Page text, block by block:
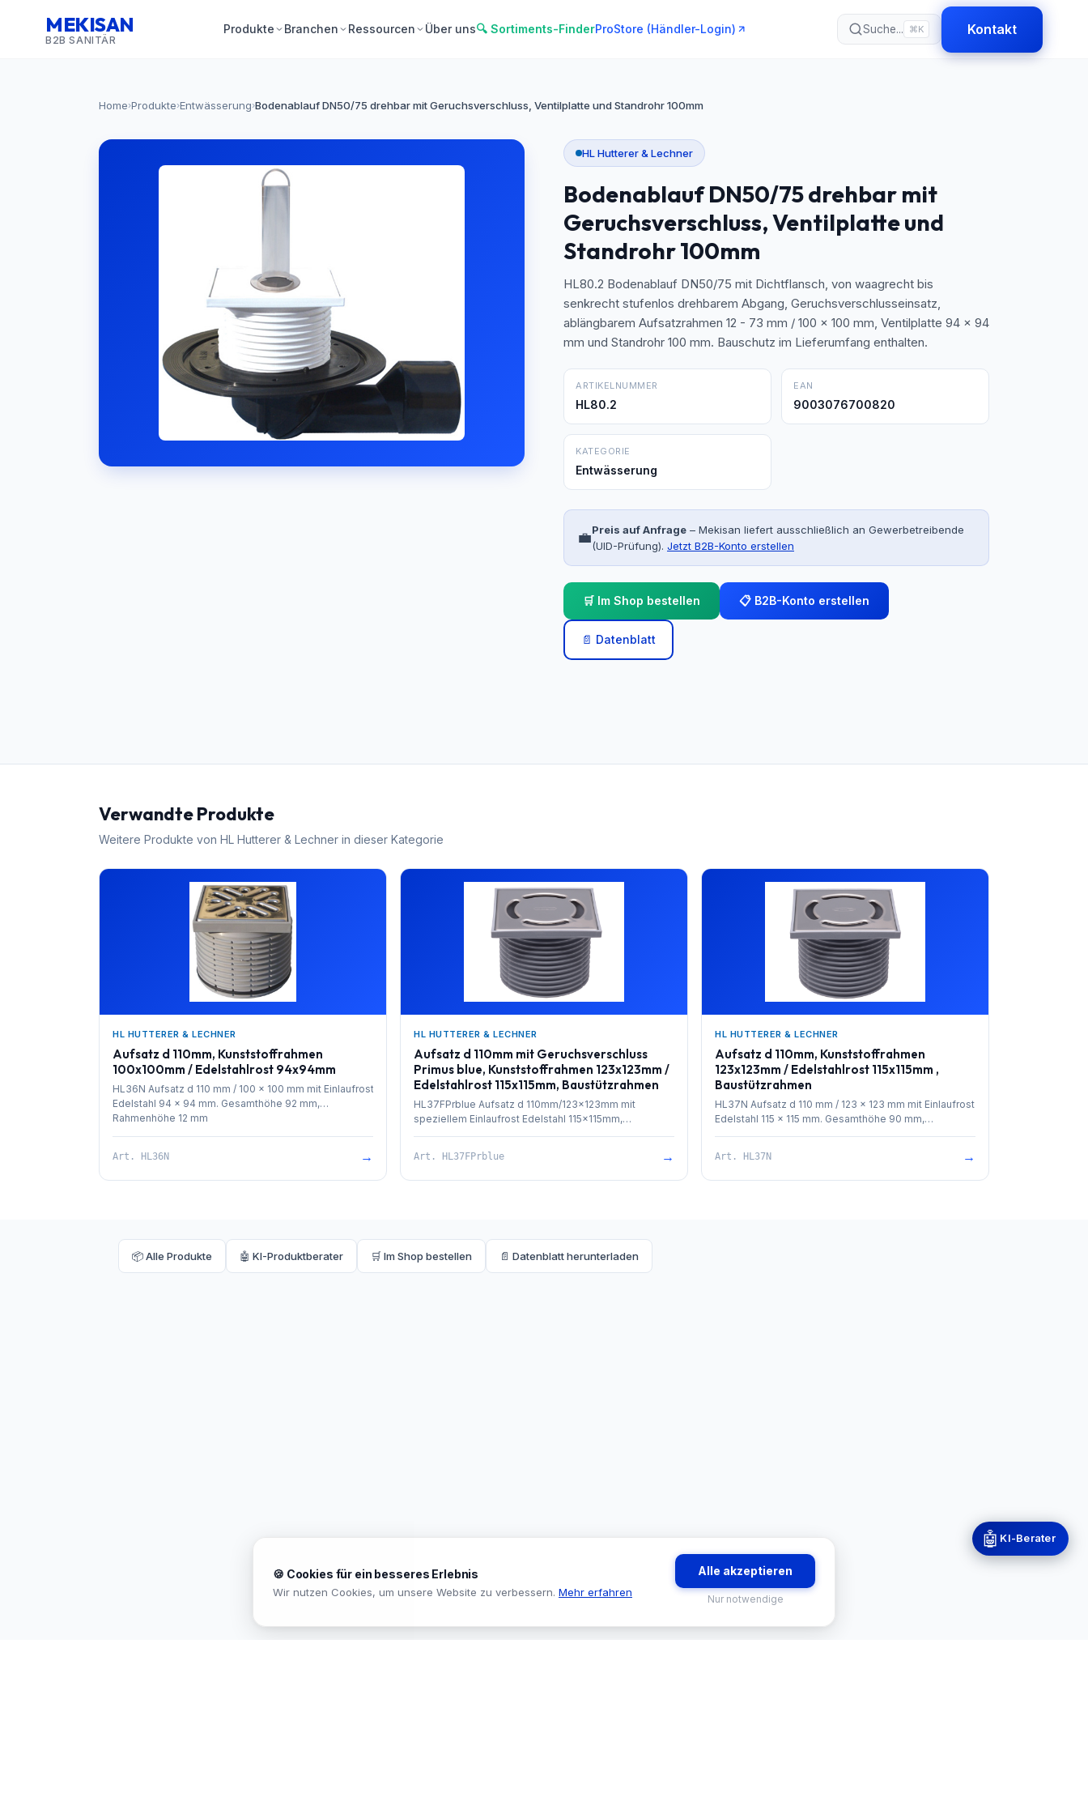
MEKISAN
B2B SANITÄR
Produkte Branchen Ressourcen Über uns🔍 Sortiments-FinderProStore (Händler-Login) Suche... ⌘K Kontakt
Home›Produkte›Entwässerung›Bodenablauf DN50/75 drehbar mit Geruchsverschluss, Ventilplatte und Standrohr 100mm
HL Hutterer & Lechner
Bodenablauf DN50/75 drehbar mit
Geruchsverschluss, Ventilplatte und
Standrohr 100mm
HL80.2 Bodenablauf DN50/75 mit Dichtflansch, von waagrecht bis
senkrecht stufenlos drehbarem Abgang, Geruchsverschlusseinsatz,
ablängbarem Aufsatzrahmen 12 - 73 mm / 100 x 100 mm, Ventilplatte 94 x 94
mm und Standrohr 100 mm. Bauschutz im Lieferumfang enthalten.
ARTIKELNUMMER
HL80.2
EAN
9003076700820
KATEGORIE
Entwässerung
💼Preis auf Anfrage – Mekisan liefert ausschließlich an Gewerbetreibende
(UID-Prüfung). Jetzt B2B-Konto erstellen
🛒 Im Shop bestellen 📋 B2B-Konto erstellen
📄 Datenblatt
Verwandte Produkte
Weitere Produkte von HL Hutterer & Lechner in dieser Kategorie
HL HUTTERER & LECHNER
Aufsatz d 110mm, Kunststoffrahmen
100x100mm / Edelstahlrost 94x94mm
HL36N Aufsatz d 110 mm / 100 x 100 mm mit Einlaufrost
Edelstahl 94 x 94 mm. Gesamthöhe 92 mm,
Rahmenhöhe 12 mm
Art. HL36N →
HL HUTTERER & LECHNER
Aufsatz d 110mm mit Geruchsverschluss
Primus blue, Kunststoffrahmen 123x123mm /
Edelstahlrost 115x115mm, Baustützrahmen
HL37FPrblue Aufsatz d 110mm/123x123mm mit
speziellem Einlaufrost Edelstahl 115x115mm,
Geruchsverschluss Primus blue, O-Ring und
Art. HL37FPrblue →
HL HUTTERER & LECHNER
Aufsatz d 110mm, Kunststoffrahmen
123x123mm / Edelstahlrost 115x115mm ,
Baustützrahmen
HL37N Aufsatz d 110 mm / 123 x 123 mm mit Einlaufrost
Edelstahl 115 x 115 mm. Gesamthöhe 90 mm,
Rahmenhöhe 10 mm. Baustützrahmen im Lieferumfang
Art. HL37N →
📦 Alle Produkte 🤖 KI-Produktberater 🛒 Im Shop bestellen 📄 Datenblatt herunterladen
🤖 KI-Berater
🍪 Cookies für ein besseres Erlebnis
Wir nutzen Cookies, um unsere Website zu verbessern. Mehr erfahren
Alle akzeptieren
Nur notwendige